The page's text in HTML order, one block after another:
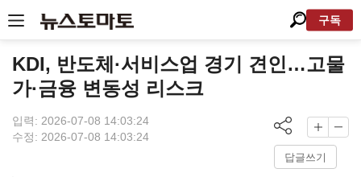
구독
KDI, 반도체·서비스업 경기 견인…고물
가·금융 변동성 리스크
입력: 2026-07-08 14:03:24
수정: 2026-07-08 14:03:24
답글쓰기